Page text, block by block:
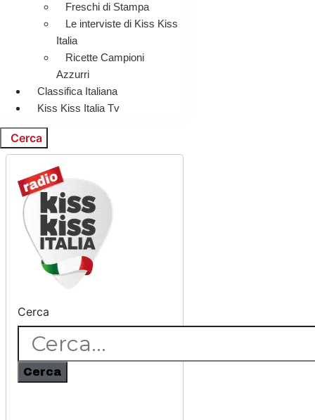
Freschi di Stampa
Le interviste di Kiss Kiss
Italia
Ricette Campioni
Azzurri
Classifica Italiana
Kiss Kiss Italia Tv
Cerca
Cerca
Cerca